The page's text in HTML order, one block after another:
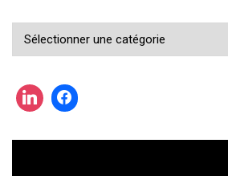
Vous
actualité
?